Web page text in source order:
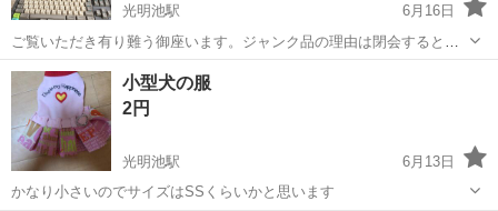
光明池駅
6月16日
ご覧いただき有り難う御座います。ジャンク品の理由は閉会するとこ
ろのが破損しています。電源入ります。印刷はしていません。付属品
はフロッピーデスクはあります。 部品取りにどうですか？ ジャンク
品なので3Nでお願いします。
大阪 和泉市 光明池駅
小型犬の服
2円
光明池駅
6月13日
かなり小さいのでサイズはSSくらいかと思います